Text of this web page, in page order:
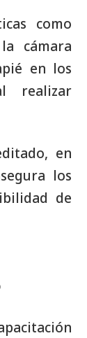
como
cámara
en los
realizar
en
los
de